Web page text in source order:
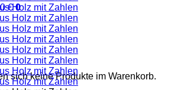
€ 0
sich keine Produkte im Warenkorb.